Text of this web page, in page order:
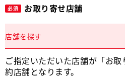
必須 お取り寄せ店舗
店舗を探す
ご指定いただいた店舗が「お
約店舗となります。